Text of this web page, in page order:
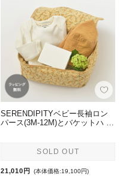
SERENDIPITYベビー長袖ロン
パース(3M-12M)とバケットハ …
SOLD OUT
21,010円 (本体価格:19,100円)